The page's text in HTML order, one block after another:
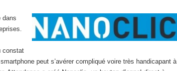
dans
constat
peut s’avérer compliqué voire très handicapant à